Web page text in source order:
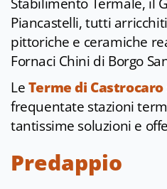
Stabilimento Termale, il
Piancastelli, tutti
pittoriche e ceramiche
Fornaci Chini di Borgo
LeTerme di Castrocaro
frequentate stazioni
tantissime soluzioni e
Predappio